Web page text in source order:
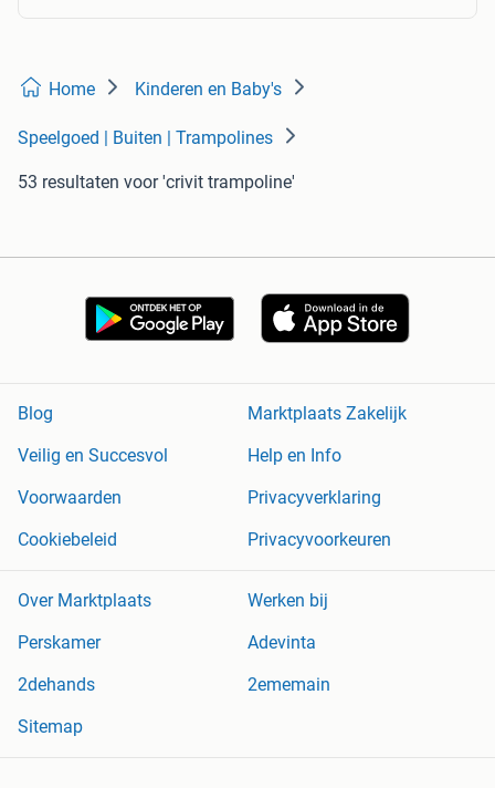
Home Kinderen en Baby's
Speelgoed | Buiten | Trampolines
53 resultaten voor 'crivit trampoline'
Blog
Marktplaats Zakelijk
Veilig en Succesvol
Help en Info
Voorwaarden
Privacyverklaring
Cookiebeleid
Privacyvoorkeuren
Over Marktplaats
Werken bij
Perskamer
Adevinta
2dehands
2ememain
Sitemap